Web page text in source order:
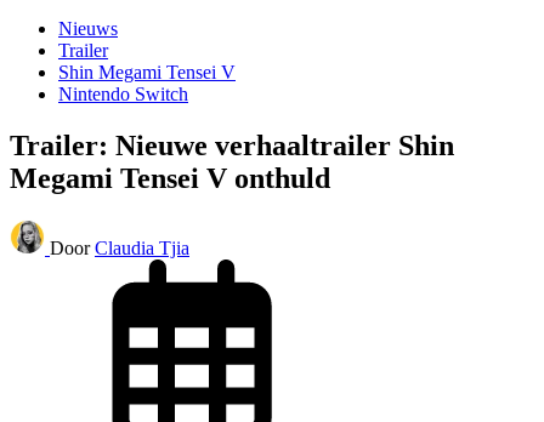
Nieuws
Trailer
Shin Megami Tensei V
Nintendo Switch
Trailer: Nieuwe verhaaltrailer Shin
Megami Tensei V onthuld
Door Claudia Tjia